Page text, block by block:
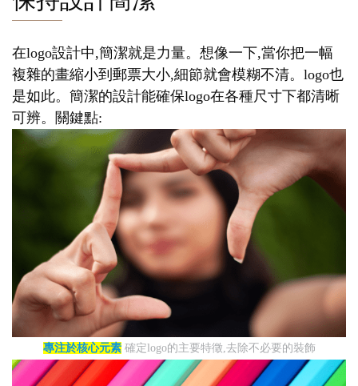
在logo設計中,簡潔就是力量。想像一下,當你把一幅
複雜的畫縮小到郵票大小,細節就會模糊不清。logo也
是如此。簡潔的設計能確保logo在各種尺寸下都清晰
可辨。關鍵點:
專注於核心元素確定logo的主要特徵,去除不必要的裝飾